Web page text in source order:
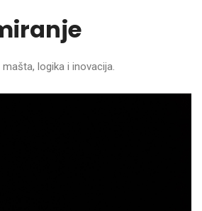
logika i inovacija.